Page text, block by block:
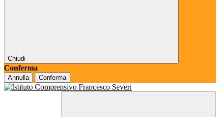
Chiudi
Conferma
Annulla Conferma